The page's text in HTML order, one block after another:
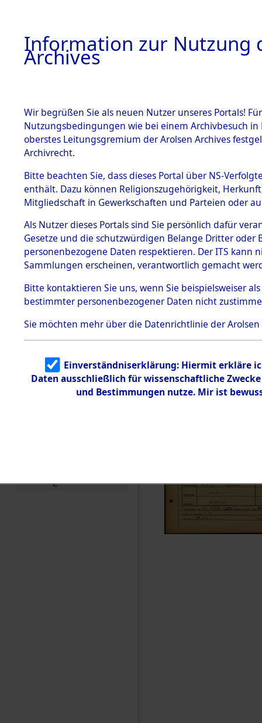
BESTÄNDE
1.
mente
5. Verschiedenes
5.3
Todesmärsche
5.3.1 Alliierte
Erhebungen
zu
Todesmärsch
en
5.3.2
Identifizierun
g
5.3.3
Todesmärsch
e
Dead -
Branch -
0021
Information zur Nutzung
Archives
Wir begrüßen Sie als neuen Nutzer unseres Portals!
Nutzungsbedingungen wie bei einem Archivbesuch
oberstes Leitungsgremium der Arolsen Archives
Archivrecht.
Bitte beachten Sie, dass dieses Portal über NS-
enthält. Dazu können Religionszugehörigkeit,
Mitgliedschaft in Gewerkschaften und Parteien oder
Als Nutzer dieses Portals sind Sie persönlich dafür
Gesetze und die schutzwürdigen Belange Dritter
personenbezogene Daten respektieren. Der ITS
Sammlungen erscheinen, verantwortlich gemacht
Bitte kontaktieren Sie uns, wenn Sie beispielsweiser
bestimmter personenbezogener Daten nicht
Sie möchten mehr über die Datenrichtlinie der Arolsen
Einverständniserklärung: Hiermit erkläre
Daten ausschließlich für wissenschaftliche
und Bestimmungen nutze. Mir ist